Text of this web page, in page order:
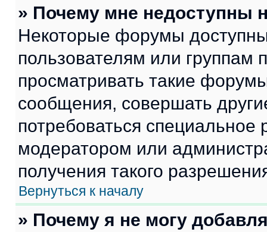
» Почему мне недоступны
Некоторые форумы
пользователям или группам
просматривать такие
сообщения, совершать
потребоваться
модератором или
получения такого
Вернуться к началу
» Почему я не могу